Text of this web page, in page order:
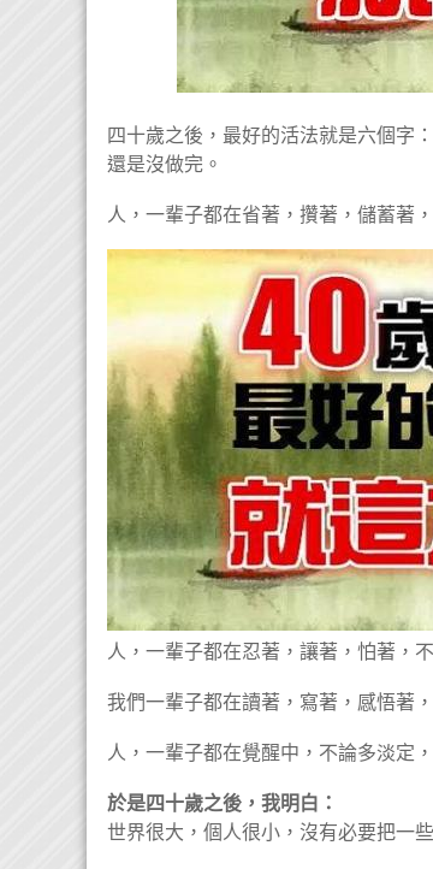
四十歲之後，最好的活法就是六個字
還是沒做完。
人，一輩子都在省著，攢著，儲蓄著
人，一輩子都在忍著，讓著，怕著，
我們一輩子都在讀著，寫著，感悟著
人，一輩子都在覺醒中，不論多淡定
於是四十歲之後，我明白：
世界很大，個人很小，沒有必要把一